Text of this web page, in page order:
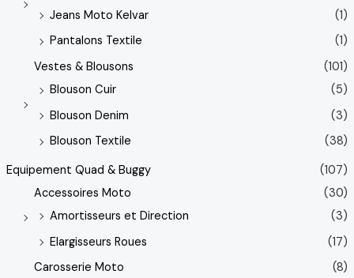
Jeans Moto Kelvar
(1)
Pantalons Textile
(1)
Vestes & Blousons
(101)
Blouson Cuir
(5)
Blouson Denim
(3)
Blouson Textile
(38)
Equipement Quad & Buggy
(107)
Accessoires Moto
(30)
Amortisseurs et Direction
(3)
Elargisseurs Roues
(17)
Carosserie Moto
(8)